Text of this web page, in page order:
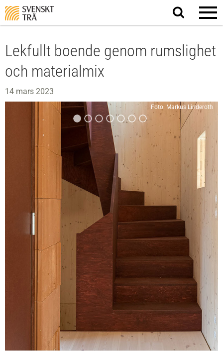
Sök
på
Lekfullt boende genom rumslighet
och materialmix
14 mars 2023
Foto: Markus Linderoth